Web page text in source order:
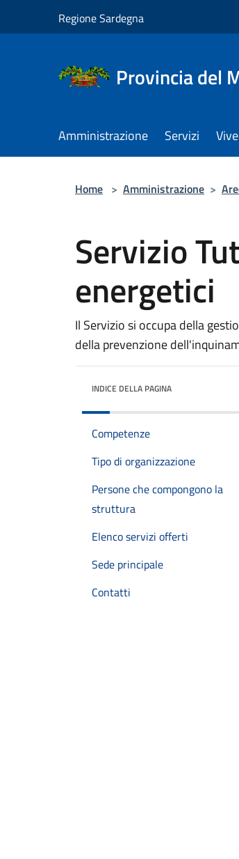
Regione Sardegna
Provincia del
Amministrazione Servizi
Home > Amministrazione >
Servizio
energetici
Il Servizio si occupa della
della prevenzione
INDICE DELLA PAGINA
Competenze
Tipo di organizzazione
Persone che compongono la
struttura
Elenco servizi offerti
Sede principale
Contatti